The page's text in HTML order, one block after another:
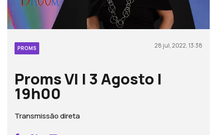
PROMS 28 jul, 2022, 13:38
Proms VI | 3 Agosto |
19h00
Transmissão direta